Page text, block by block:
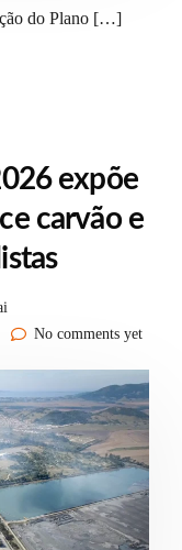
do Plano […]
expõe
carvão e
No comments yet